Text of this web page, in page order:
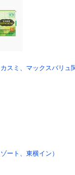
スミ、マックスバリュ
ート、東横イン）